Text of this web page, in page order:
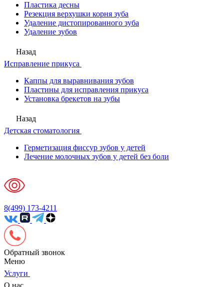
Пластика десны
Резекция верхушки корня зуба
Удаление дистопированного зуба
Удаление зубов
Назад
Исправление прикуса
Каппы для выравнивания зубов
Пластины для исправления прикуса
Установка брекетов на зубы
Назад
Детская стоматология
Герметизация фиссур зубов у детей
Лечение молочных зубов у детей без боли
8(499) 173-4211
Обратный звонок
Меню
Услуги
О нас